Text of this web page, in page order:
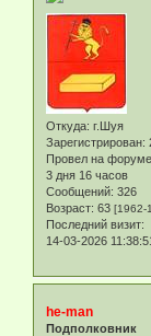
Откуда: г.Шуя
Зарегистрирован:
Провел на
3 дня 16 часов
Сообщений: 326
Возраст: 63 [1962-
Последний визит:
14-03-2026
he-man
Подполковник